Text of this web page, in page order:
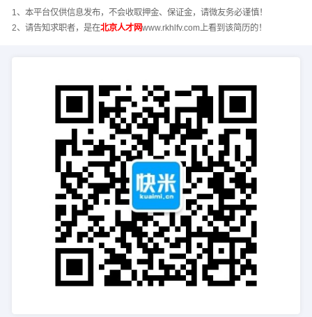
1、本平台仅供信息发布，不会收取押金、保证金，请微友务必谨慎！
2、请告知求职者，是在北京人才网www.rkhlfv.com上看到该简历的！